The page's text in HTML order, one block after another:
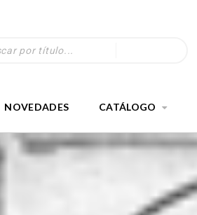
NOVEDADES CATÁLOGO